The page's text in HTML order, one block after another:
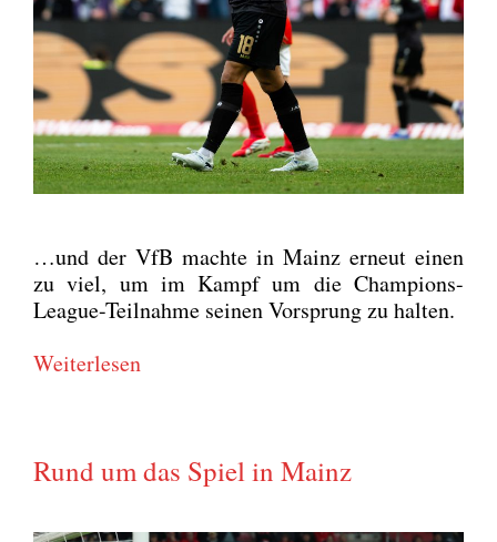
…und der VfB mach­te in Mainz erneut einen
zu viel, um im Kampf um die Cham­pi­ons-
League-Teil­nah­me sei­nen Vor­sprung zu hal­ten.
Wei­ter­le­sen
Rund um das Spiel in Mainz